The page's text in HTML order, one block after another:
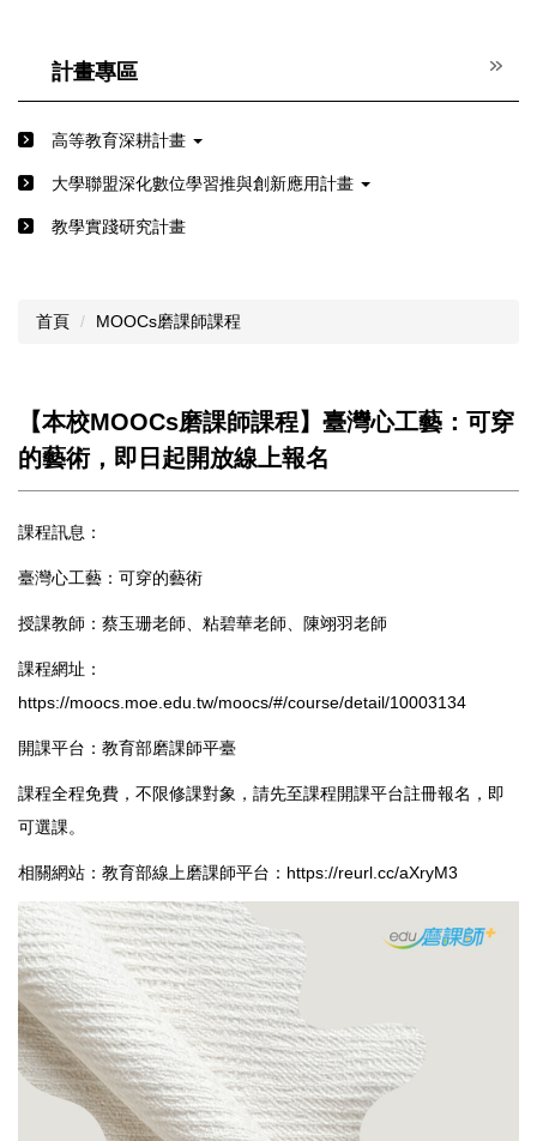
計畫專區
高等教育深耕計畫
⼤學聯盟深化數位學習推與創新應⽤計畫
教學實踐研究計畫
首頁 MOOCs磨課師課程
【本校MOOCs磨課師課程】臺灣心工藝：可穿
的藝術，即日起開放線上報名
課程訊息：
臺灣心工藝：可穿的藝術
授課教師：蔡玉珊老師、粘碧華老師、陳翊羽老師
課程網址：
https://moocs.moe.edu.tw/moocs/#/course/detail/10003134
開課平台：教育部磨課師平臺
課程全程免費，不限修課對象，請先至課程開課平台註冊報名，即
可選課。
相關網站：教育部線上磨課師平台： https://reurl.cc/aXryM3